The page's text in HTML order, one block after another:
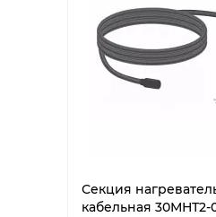
Секция
кабельная 30МНТ2-